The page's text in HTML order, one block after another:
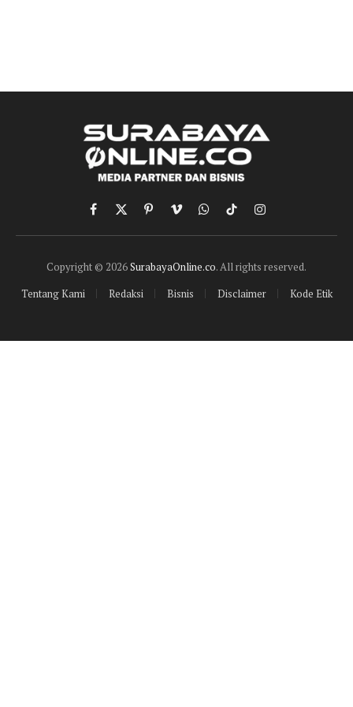
Facebook
X
(Twitter)
PinterestVimeoWhatsApp
TikTokInstagram
Copyright © 2026SurabayaOnline.co. All rights reserved.
Tentang Kami
Redaksi Bisnis Disclaimer Kode Etik